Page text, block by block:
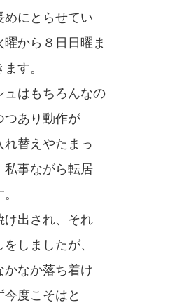
めにとらせてい
から８日日曜ま
す。
ュはもちろんなの
つあり動作が
替えやたまっ
私事ながら転居
け出され、それ
しましたが、
かなか落ち着け
度こそはと